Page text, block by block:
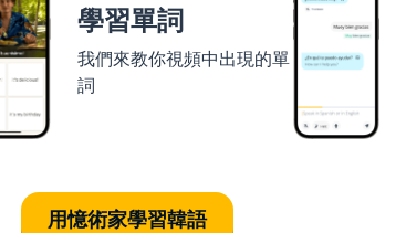
學習單詞
我們來教你視頻中出現的單
詞
用憶術家學習韓語